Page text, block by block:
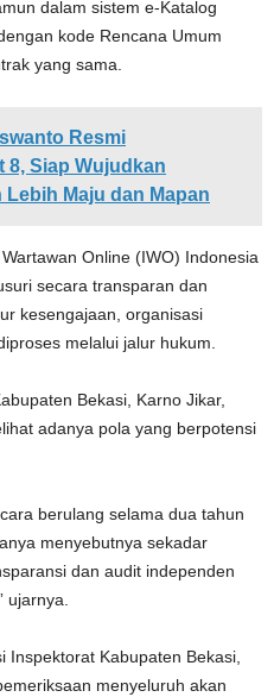
dalam sistem e-Katalog
kode Rencana Umum
yang sama.
Resmi
8, Siap Wujudkan
Maju dan Mapan
Online (IWO) Indonesia
secara transparan dan
kesengajaan, organisasi
melalui jalur hukum.
Bekasi, Karno Jikar,
adanya pola yang berpotensi
berulang selama dua tahun
menyebutnya sekadar
dan audit independen
ujarnya.
Kabupaten Bekasi,
menyeluruh akan